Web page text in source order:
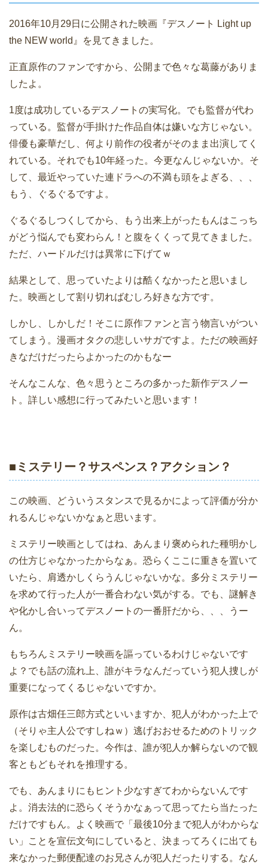
2016年10月29日に公開された映画『デスノート Light up
the NEW world』を見てきました。
正直原作のファンですから、公開まで色々な葛藤がありま
したよ。
1度は成功しているデスノートの実写化。でも監督が代わ
っている。監督が手掛けた作品自体は嫌いな方じゃない。
俳優も豪華だし、何より前作の役者がそのまま出演してく
れている。それでも10年経った。今更なんじゃないか。そ
して、最近やっていた連ドラへの不満も頭をよぎる、、、
もう、ぐるぐるですよ。
ぐるぐるしつくしてから、もう出来上がったもんはこっち
がどう悩んでも変わらん！と腹をくくって見てきました。
ただ、ハードルだけは異常に下げてｗ
結果として、思っていたよりは酷くなかったと思いまし
た。映画として割り切ればむしろ好きな方です。
しかし、しかしだ！そこに原作ファンと言う物言いがつい
てしまう。漫画オタクの悲しいサガですよ。ただの映画好
きなだけだったらよかったのかもなー
そんなこんな、色々思うところの多かった新作デスノー
ト。詳しい感想に行ってみたいと思います！
■ミステリー？サスペンス？アクション？
この映画、どういうスタンスで見るかによって評価が分か
れるんじゃないかなぁと思います。
ミステリー映画としてはね、あんまり褒められた種明かし
の仕方じゃなかったからなぁ。恐らくここに重きを置いて
いたら、肩透かしくらうんじゃないかな。多分ミステリー
を求めて行った人が一番合わない気がする。でも、謎解き
や化かし合いってデスノートの一番肝だから、、、うー
ん。
もちろんミステリー映画を謳っているわけじゃないです
よ？でも話の流れ上、誰がキラなんだっていう犯人捜しが
重要になってくるじゃないですか。
原作は古畑任三郎方式といいますか、犯人がわかった上で
（そりゃ主人公ですしねｗ）逃げおおせるためのトリック
を楽しむものだった。今作は、誰が犯人か解らないので観
客ともどもそれを推理する。
でも、あんまりにもヒント少なすぎてわからないんです
よ。消去法的に恐らくそうかなぁって思ってたら当たった
だけですもん。よく映画で「最後10分まで犯人がわからな
い」ことを宣伝文句にしていると、決まってろくに出ても
来なかった郵便配達のお兄さんが犯人だったりする。なん